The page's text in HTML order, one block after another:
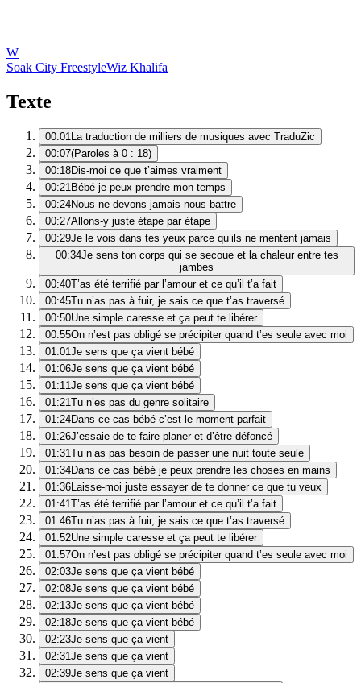
W
Soak City FreestyleWiz Khalifa
Texte
00:01La traduction de milliers de musiques avec TraduZic
00:07(Paroles à 0 : 18)
00:18Dis-moi ce que t’aimes vraiment
00:21Bébé je peux prendre mon temps
00:24Nous ne devons jamais nous battre
00:27Allons-y juste étape par étape
00:29Je le vois dans tes yeux parce qu’ils ne mentent jamais
00:34Je sens ton corps qui se secoue et la chaleur entre tes
jambes
00:40T’as été terrifié par l’amour et ce qu’il t’a fait
00:45Tu n’as pas à fuir, je sais ce que t’as traversé
00:50Une simple caresse et ça peut te libérer
00:55On n’est pas obligé se précipiter quand t’es seule avec moi
01:01Je sens que ça vient bébé
01:06Je sens que ça vient bébé
01:11Je sens que ça vient bébé
01:21Tu n’es pas du genre solitaire
01:24Dans ce cas bébé c’est le moment parfait
01:26J’essaie de te faire planer et d’être défoncé
01:31Tu n’as pas besoin de passer une nuit toute seule
01:34Dans ce cas bébé je peux prendre les choses en mains
01:36Laisse-moi juste essayer de te donner ce que tu veux
01:41T’as été terrifié par l’amour et ce qu’il t’a fait
01:46Tu n’as pas à fuir, je sais ce que t’as traversé
01:52Une simple caresse et ça peut te libérer
01:57On n’est pas obligé se précipiter quand t’es seule avec moi
02:03Je sens que ça vient bébé
02:08Je sens que ça vient bébé
02:13Je sens que ça vient bébé
02:18Je sens que ça vient bébé
02:23Je sens que ça vient
02:31Je sens que ça vient
02:39Je sens que ça vient